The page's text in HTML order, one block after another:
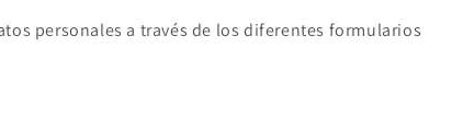
personales a través de los diferentes formularios